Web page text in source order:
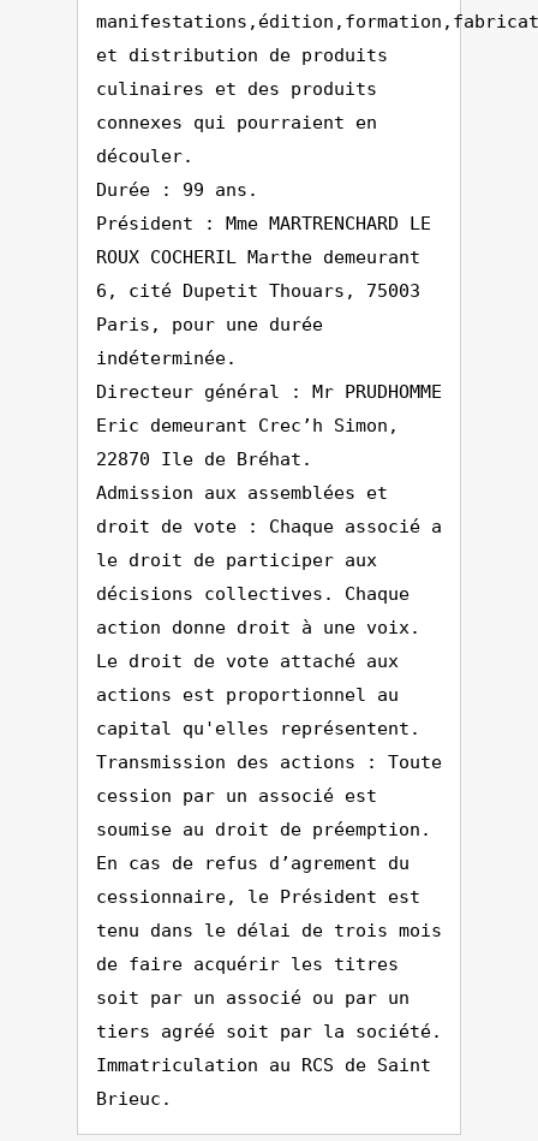
et distribution de produits
culinaires et des produits
connexes qui pourraient en
découler.
Durée : 99 ans.
Président : Mme MARTRENCHARD LE
ROUX COCHERIL Marthe demeurant
6, cité Dupetit Thouars, 75003
Paris, pour une durée
indéterminée.
Directeur général : Mr PRUDHOMME
Eric demeurant Crec’h Simon,
22870 Ile de Bréhat.
Admission aux assemblées et
droit de vote : Chaque associé a
le droit de participer aux
décisions collectives. Chaque
action donne droit à une voix.
Le droit de vote attaché aux
actions est proportionnel au
capital qu'elles représentent.
Transmission des actions : Toute
cession par un associé est
soumise au droit de préemption.
En cas de refus d’agrement du
cessionnaire, le Président est
tenu dans le délai de trois mois
de faire acquérir les titres
soit par un associé ou par un
tiers agréé soit par la société.
Immatriculation au RCS de Saint
Brieuc.